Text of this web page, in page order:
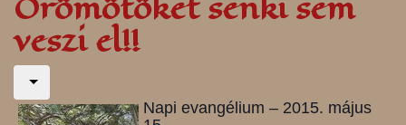
veszi el!!
Napi evangélium – 2015. május